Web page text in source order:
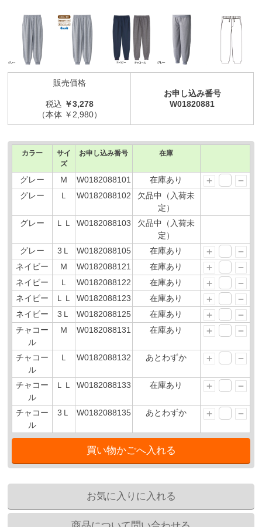
販売価格
税込 ￥3,278
（本体 ￥2,980）
お申し込み番号
W01820881
カラー
サイ
ズ
お申し込み番号 在庫
グレー Ｍ W0182088101
在庫あり
グレー
Ｌ W0182088102
欠品中（入荷未
定）
グレー
ＬＬ W0182088103
欠品中（入荷未
定）
グレー
3Ｌ W0182088105
在庫あり
ネイビー
Ｍ W0182088121
在庫あり
ネイビー
Ｌ W0182088122
在庫あり
ネイビー
ＬＬ W0182088123
在庫あり
ネイビー
3Ｌ W0182088125
在庫あり
チャコー
ル
Ｍ W0182088131 在庫あり
チャコー
ル
Ｌ W0182088132 あとわずか
チャコー
ル
ＬＬ W0182088133 在庫あり
チャコー
ル
3Ｌ W0182088135 あとわずか